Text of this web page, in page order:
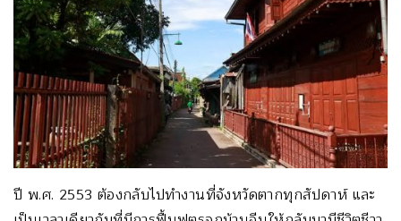
ปี พ.ศ. 2553 ต้องกลับไปทำงานที่จังหวัดตากทุกสัปดาห์ และ